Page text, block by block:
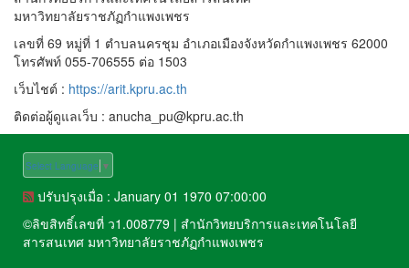
มหาวิทยาลัยราชภัฏกำแพงเพชร
เลขที่ 69 หมู่ที่ 1 ตำบลนครชุม อำเภอเมืองจังหวัดกำแพงเพชร 62000
โทรศัพท์ 055-706555 ต่อ 1503
เว็บไชต์ : https://arit.kpru.ac.th
ติดต่อผู้ดูแลเว็บ : anucha_pu@kpru.ac.th
Select Language ▼
ปรับปรุงเมื่อ : January 01 1970 07:00:00
©ลิขสิทธิ์เลขที่ ว1.008779 | สำนักวิทยบริการและเทคโนโลยี
สารสนเทศ มหาวิทยาลัยราชภัฏกำแพงเพชร